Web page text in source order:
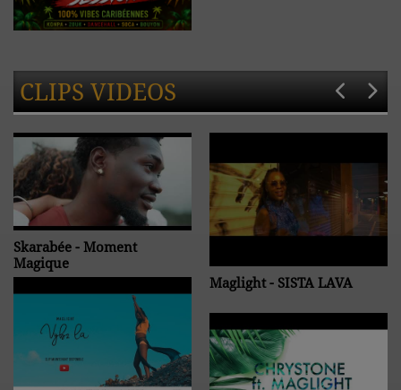
CLIPS VIDEOS
Skarabée - Moment
Magique
Maglight - SISTA LAVA